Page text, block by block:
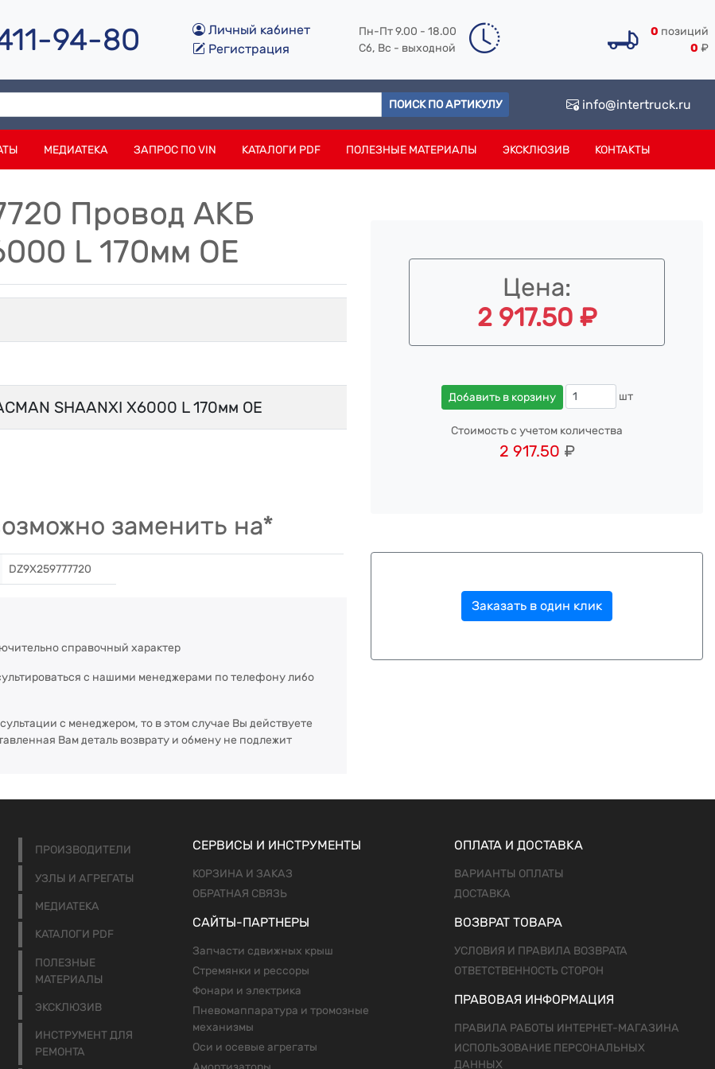
94-80
Личный кабинет
Регистрация
Пн-Пт 9.00 - 18.00
Сб, Вс - выходной
0 позиций
0 ₽
ПОИСК ПО АРТИКУЛУ info@intertruck.ru
МЕДИАТЕКА ЗАПРОС ПО VIN КАТАЛОГИ PDF ПОЛЕЗНЫЕ МАТЕРИАЛЫ ЭКСКЛЮЗИВ КОНТАКТЫ
Провод АКБ
L 170мм OE
SHAANXI X6000 L 170мм OE
заменить на*
DZ9X259777720
справочный характер
с нашими менеджерами по телефону либо
с менеджером, то в этом случае Вы действуете
Вам деталь возврату и обмену не подлежит
Цена:
2 917.50 ₽
Добавить в корзину шт
Стоимость с учетом количества
2 917.50 ₽
Заказать в один клик
ПРОИЗВОДИТЕЛИ
УЗЛЫ И АГРЕГАТЫ
МЕДИАТЕКА
КАТАЛОГИ PDF
ПОЛЕЗНЫЕ
МАТЕРИАЛЫ
ЭКСКЛЮЗИВ
ИНСТРУМЕНТ ДЛЯ
РЕМОНТА
СЕРВИСЫ И ИНСТРУМЕНТЫ
КОРЗИНА И ЗАКАЗ
ОБРАТНАЯ СВЯЗЬ
САЙТЫ-ПАРТНЕРЫ
Запчасти сдвижных крыш
Стремянки и рессоры
Фонари и электрика
Пневомаппаратура и тромозные
механизмы
Оси и осевые агрегаты
ОПЛАТА И ДОСТАВКА
ВАРИАНТЫ ОПЛАТЫ
ДОСТАВКА
ВОЗВРАТ ТОВАРА
УСЛОВИЯ И ПРАВИЛА ВОЗВРАТА
ОТВЕТСТВЕННОСТЬ СТОРОН
ПРАВОВАЯ ИНФОРМАЦИЯ
ПРАВИЛА РАБОТЫ ИНТЕРНЕТ-МАГАЗИНА
ИСПОЛЬЗОВАНИЕ ПЕРСОНАЛЬНЫХ
ДАННЫХ